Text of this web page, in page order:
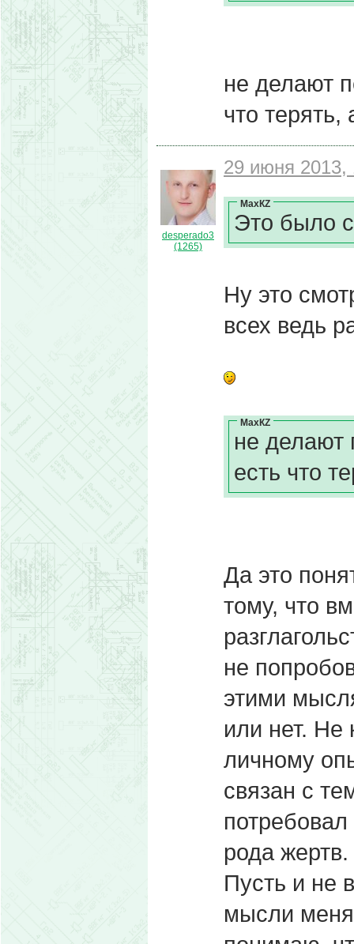
не делают
что терять,
desperado3
(1265)
29 июня 2013,
МахКZ
Это было
Ну это
всех ведь
МахКZ
не делают
есть что
Да это
тому, что
не
этими
или нет.
личному
связан с
рода жертв.
Пусть и не
мысли